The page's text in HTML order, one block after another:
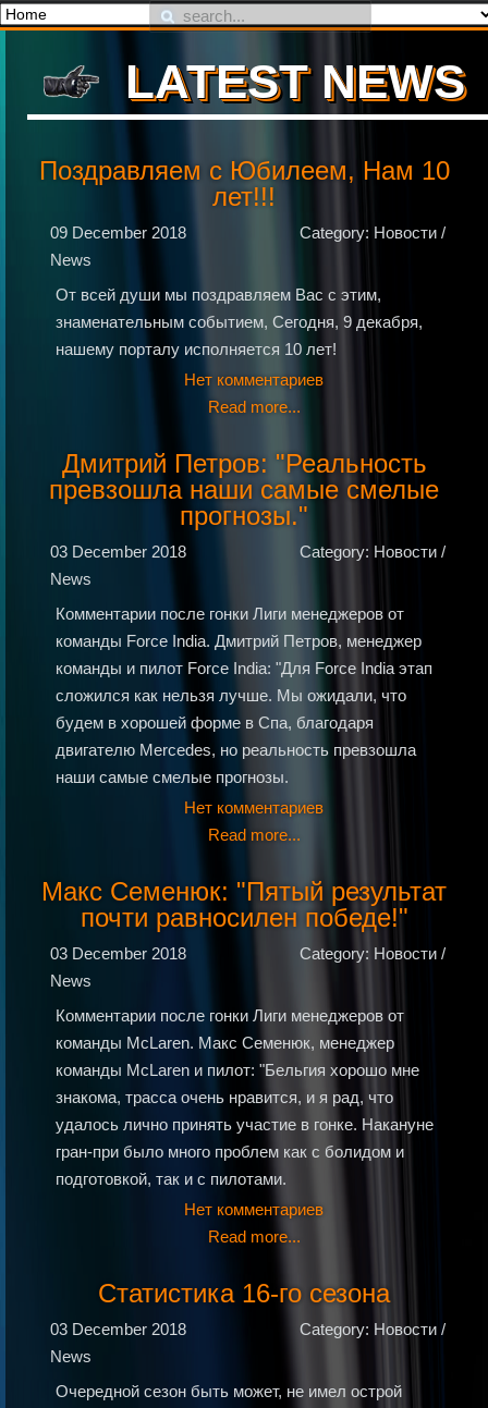
LATEST NEWS
Поздравляем с Юбилеем, Нам 10
лет!!!
09 December 2018
Category: Новости /
News
От всей души мы поздравляем Вас с этим,
знаменательным событием, Сегодня, 9 декабря,
нашему порталу исполняется 10 лет!
Нет комментариев
Read more...
Дмитрий Петров: "Реальность
превзошла наши самые смелые
прогнозы."
03 December 2018
Category: Новости /
News
Комментарии после гонки Лиги менеджеров от
команды Force India. Дмитрий Петров, менеджер
команды и пилот Force India: "Для Force India этап
сложился как нельзя лучше. Мы ожидали, что
будем в хорошей форме в Спа, благодаря
двигателю Mercedes, но реальность превзошла
наши самые смелые прогнозы.
Нет комментариев
Read more...
Макс Семенюк: "Пятый результат
почти равносилен победе!"
03 December 2018
Category: Новости /
News
Комментарии после гонки Лиги менеджеров от
команды McLaren. Макс Семенюк, менеджер
команды McLaren и пилот: "Бельгия хорошо мне
знакома, трасса очень нравится, и я рад, что
удалось лично принять участие в гонке. Накануне
гран-при было много проблем как с болидом и
подготовкой, так и с пилотами.
Нет комментариев
Read more...
Статистика 16-го сезона
03 December 2018
Category: Новости /
News
Очередной сезон быть может, не имел острой